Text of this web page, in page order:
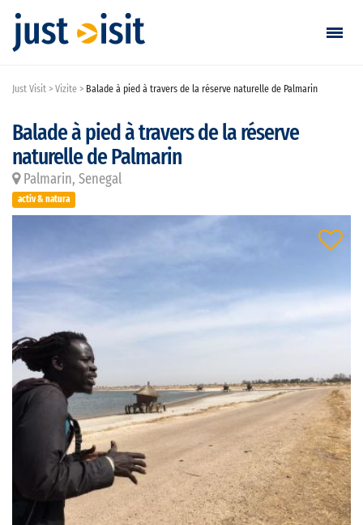
Just Visit Vizite Balade à pied à travers de la réserve naturelle de Palmarin
Balade à pied à travers de la réserve
naturelle de Palmarin
Palmarin, Senegal
activ & natura
Vizitează
Găsește vizită